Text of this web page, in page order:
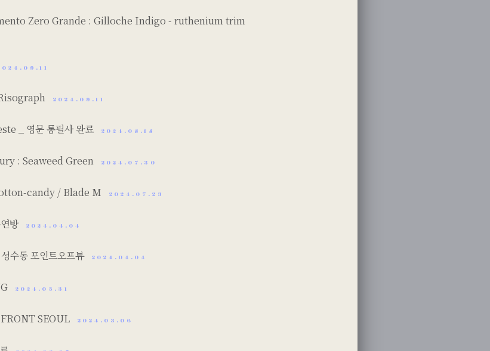
Zero Grande : Gilloche Indigo - ruthenium trim
2024.09.11
_ 영문 통필사 완료 2024.08.18
: Seaweed Green 2024.07.30
candy / Blade M 2024.07.23
방 2024.04.04
수동 포인트오프뷰 2024.04.04
2024.03.31
SEOUL 2024.03.06